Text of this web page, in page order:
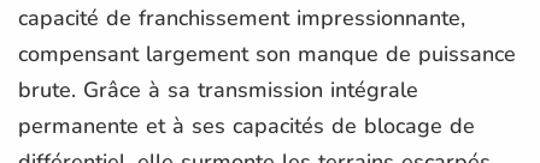
capacité de franchissement impressionnante,
compensant largement son manque de puissance
brute. Grâce à sa transmission intégrale
permanente et à ses capacités de blocage de